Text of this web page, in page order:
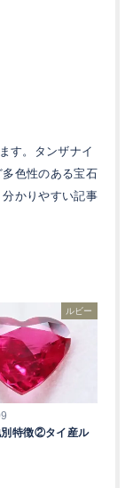
す。タンザナイ
色性のある宝石
かりやすい記事
ルビー
別特徴②タイ産ル